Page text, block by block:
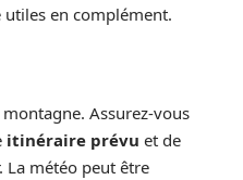
utiles en complément.
Assurez-vous
itinéraire prévu et de
La météo peut être